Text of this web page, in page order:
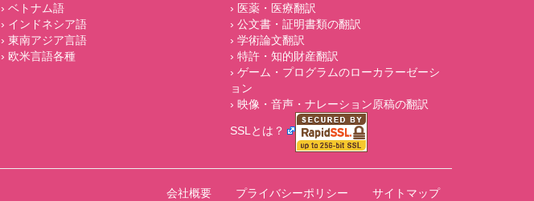
› ベトナム語
› インドネシア語
› 東南アジア言語
› 欧米言語各種
› 医薬・医療翻訳
› 公文書・証明書類の翻訳
› 学術論文翻訳
› 特許・知的財産翻訳
› ゲーム・プログラムのローカラーゼーシ
ョン
› 映像・音声・ナレーション原稿の翻訳
SSLとは？
会社概要 プライバシーポリシー サイトマップ